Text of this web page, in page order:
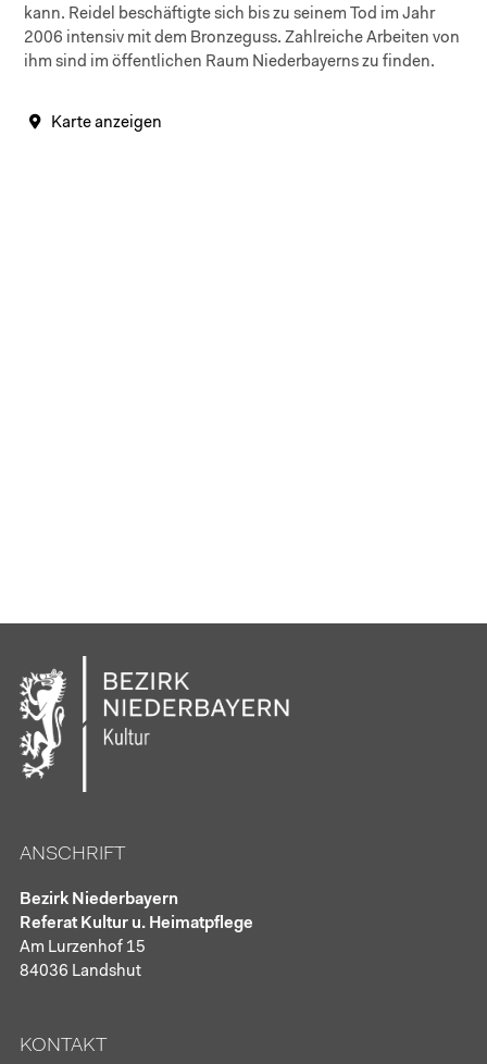
kann. Reidel beschäftigte sich bis zu seinem Tod im Jahr
2006 intensiv mit dem Bronzeguss. Zahlreiche Arbeiten von
ihm sind im öffentlichen Raum Niederbayerns zu finden.
Karte anzeigen
ANSCHRIFT
Bezirk Niederbayern
Referat Kultur u. Heimatpflege
Am Lurzenhof 15
84036 Landshut
KONTAKT